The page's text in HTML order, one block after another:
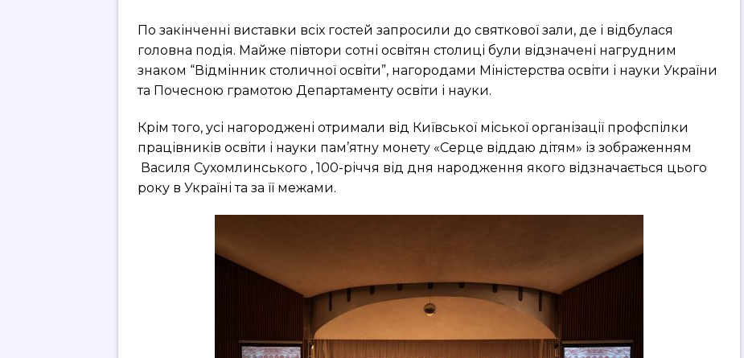
По закінченні виставки всіх гостей запросили до святкової зали, де і відбулася
головна подія. Майже півтори сотні освітян столиці були відзначені нагрудним
знаком “Відмінник столичної освіти”, нагородами Міністерства освіти і науки України
та Почесною грамотою Департаменту освіти і науки.
Крім того, усі нагороджені отримали від Київської міської організації профспілки
працівників освіти і науки пам’ятну монету «Серце віддаю дітям» із зображенням
Василя Сухомлинського , 100-річчя від дня народження якого відзначається цього
року в Україні та за її межами.